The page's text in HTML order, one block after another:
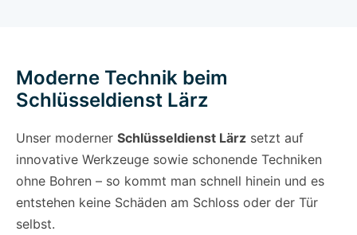
Moderne Technik beim
Schlüsseldienst Lärz
Unser moderner Schlüsseldienst Lärz setzt auf
innovative Werkzeuge sowie schonende Techniken
ohne Bohren – so kommt man schnell hinein und es
entstehen keine Schäden am Schloss oder der Tür
selbst.